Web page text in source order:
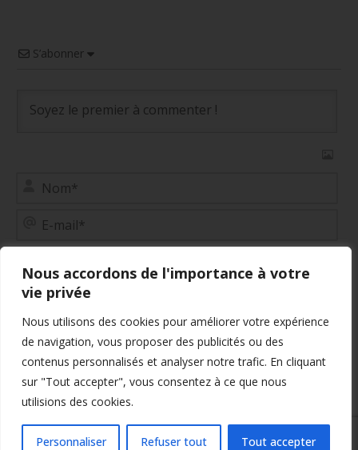
Nous accordons de l'importance à votre
vie privée
Nous utilisons des cookies pour améliorer votre expérience
de navigation, vous proposer des publicités ou des
contenus personnalisés et analyser notre trafic. En cliquant
sur "Tout accepter", vous consentez à ce que nous
utilisions des cookies.
Personnaliser Refuser tout Tout accepter
S’abonner
Site
0COMMENTAIRES